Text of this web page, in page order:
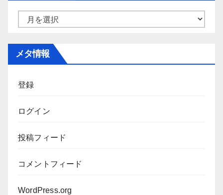
ー
メタ情報
登録
ログイン
投稿フィード
コメントフィード
WordPress.org